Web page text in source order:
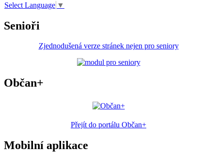
Select Language ▼
Senioři
Zjednodušená verze stránek nejen pro seniory
Občan+
Přejít do portálu Občan+
Mobilní aplikace